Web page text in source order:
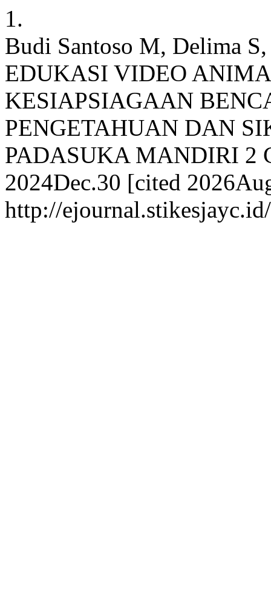
1.
Budi Santoso M, Delima
EDUKASI VIDEO
KESIAPSIAGAAN
PENGETAHUAN DAN
PADASUKA MANDIRI 2
2024Dec.30 [cited
http://